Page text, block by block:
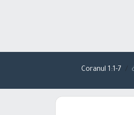
Coranul 1:1-7